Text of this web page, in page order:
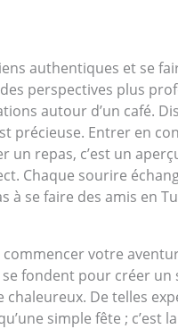
authentiques et se
perspectives plus
autour d’un café.
Entrer en
repas, c’est un
Chaque sourire
à se faire des amis en
votre
fondent pour créer
De telles
simple fête ; c’est